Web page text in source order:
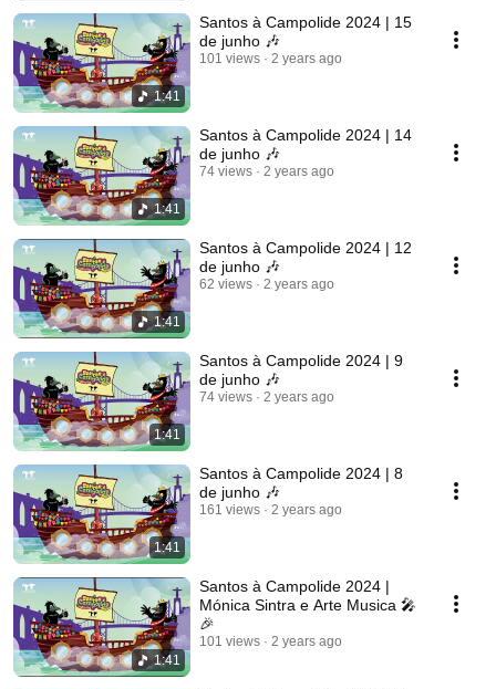
1:41
Santos à Campolide 2024 | 15
de junho 🎶
101 views 2 years ago
1:41
Santos à Campolide 2024 | 14
de junho 🎶
74 views 2 years ago
1:41
Santos à Campolide 2024 | 12
de junho 🎶
62 views 2 years ago
1:41
Santos à Campolide 2024 | 9
de junho 🎶
74 views 2 years ago
1:41
Santos à Campolide 2024 | 8
de junho 🎶
161 views 2 years ago
1:41
Santos à Campolide 2024 |
Mónica Sintra e Arte Musica 🎤
🎉
101 views 2 years ago